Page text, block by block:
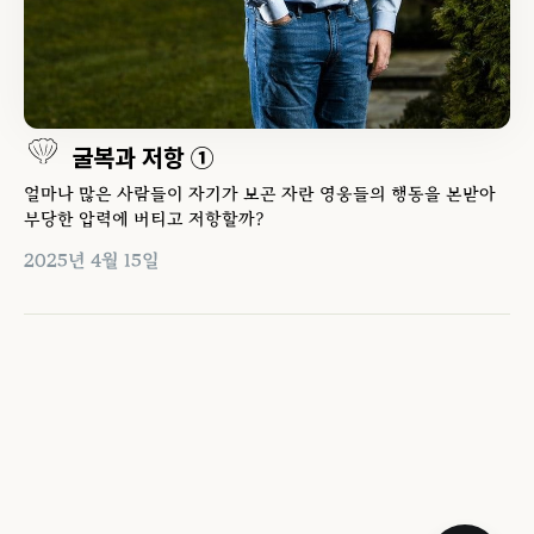
굴복과 저항 ①
얼마나 많은 사람들이 자기가 보곤 자란 영웅들의 행동을 본받아
부당한 압력에 버티고 저항할까?
2025년 4월 15일